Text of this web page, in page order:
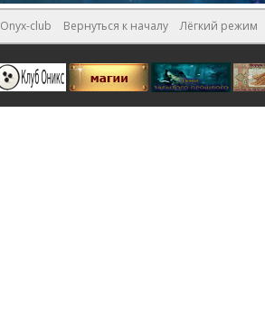
Onyx-club Вернуться к началу Лёгкий режим